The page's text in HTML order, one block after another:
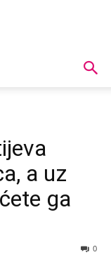
a uz
ga
0